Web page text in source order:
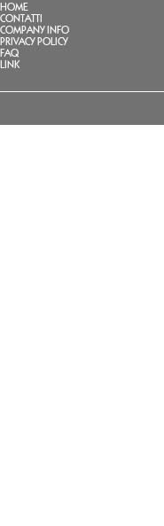
HOME
CONTATTI
COMPANY INFO
PRIVACY POLICY
FAQ
LINK